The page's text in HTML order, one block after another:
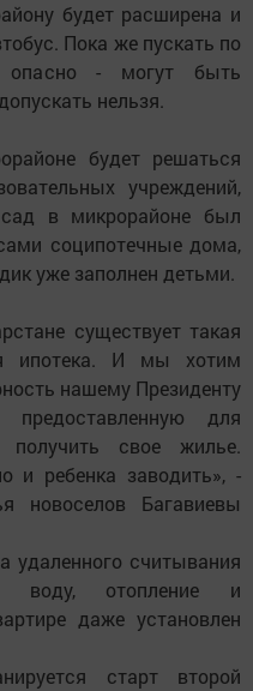
будет расширена и
Пока же пускать по
опасно - могут быть
нельзя.
будет решаться
учреждений,
в микрорайоне был
соципотечные дома,
уже заполнен детьми.
существует такая
ипотека. И мы хотим
нашему Президенту
для
получить свое жилье.
и ребенка заводить», -
новоселов Багавиевы
удаленного считывания
воду, отопление и
даже установлен
старт второй